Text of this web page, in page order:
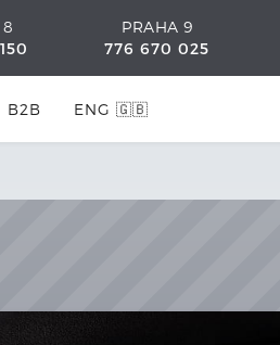
8
PRAHA 9
776 670 025
B2B ENG 🇬🇧